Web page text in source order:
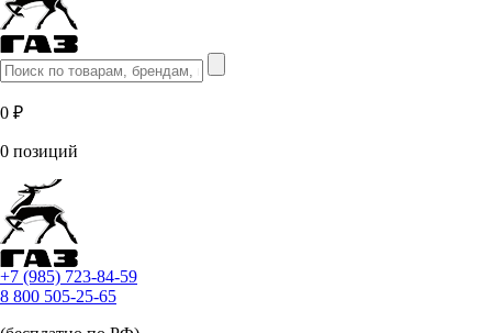
0 ₽
0 позиций
+7 (985) 723-84-59
8 800 505-25-65